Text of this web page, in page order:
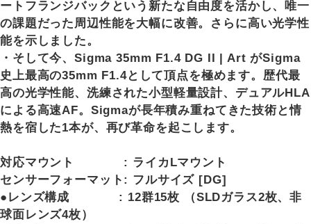
ートフランジバックという新たな自由度を活かし、唯一
の課題だった周辺性能を大幅に改善。さらに高い光学性
能を示しました。
・そして今、Sigma 35mm F1.4 DG II | Art がSigma
史上最高の35mm F1.4として頂点を極めます。歴代最
高の光学性能、洗練された小型軽量設計、デュアルHLA
による高速AF。Sigmaが長年積み重ねてきた技術と情
熱を宿した1本が、再び革命を起こします。
対応マウント : ライカLマウント
センサーフォーマット: フルサイズ [DG]
●レンズ構成 : 12群15枚 （SLDガラス2枚、非
球面レンズ4枚）